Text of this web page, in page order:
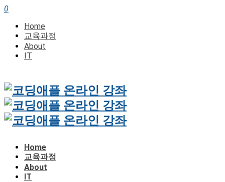
0
Home
교육과정
About
IT
Home
교육과정
About
IT